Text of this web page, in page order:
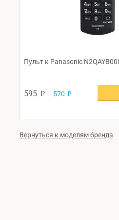
Пульт к Panasonic
595 p 570 p
Вернуться к моделям бренда